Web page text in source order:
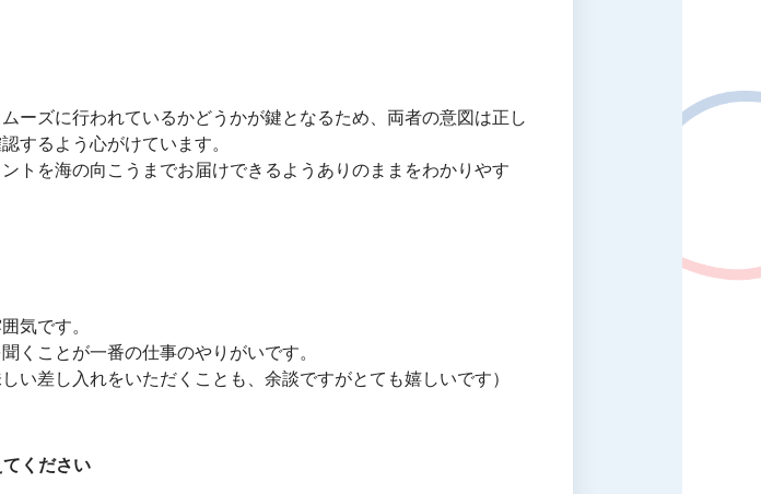
ーズに行われているかどうかが鍵となるため、両者の意図は正し
するよう心がけています。
トを海の向こうまでお届けできるようありのままをわかりやす
気です。
くことが一番の仕事のやりがいです。
い差し入れをいただくことも、余談ですがとても嬉しいです）
ください